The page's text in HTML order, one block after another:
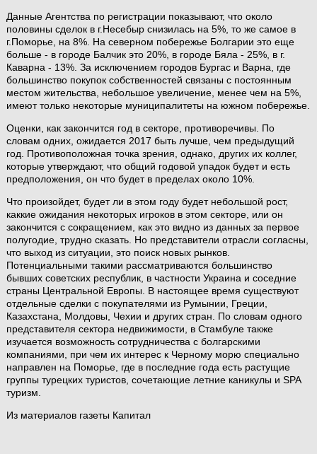
Данные Агентства по регистрации показывают, что около
половины сделок в г.Несебыр снизилась на 5%, то же самое в
г.Поморье, на 8%. На северном побережье Болгарии это еще
больше - в городе Балчик это 20%, в городе Бяла - 25%, в г.
Каварна - 13%. За исключением городов Бургас и Варна, где
большинство покупок собственностей связаны с постоянным
местом жительства, небольшое увеличение, менее чем на 5%,
имеют только некоторые муниципалитеты на южном побережье.
Оценки, как закончится год в секторе, противоречивы. По
словам одних, ожидается 2017 быть лучше, чем предыдущий
год. Противоположная точка зрения, однако, других их коллег,
которые утверждают, что общий годовой упадок будет и есть
предположения, он что будет в пределах около 10%.
Что произойдет, будет ли в этом году будет небольшой рост,
каккие ожидания некоторых игроков в этом секторе, или он
закончится с сокращением, как это видно из данных за первое
полугодие, трудно сказать. Но представители отрасли согласны,
что выход из ситуации, это поиск новых рынков.
Потенциальными такими рассматриваются большинство
бывших советских республик, в частности Украина и соседние
страны Центральной Европы. В настоящее время существуют
отдельные сделки с покупателями из Румынии, Греции,
Казахстана, Молдовы, Чехии и других стран. По словам одного
представителя сектора недвижимости, в Стамбуле также
изучается возможность сотрудничества с болгарскими
компаниями, при чем их интерес к Черному морю специально
направлен на Поморье, где в последние года есть растущие
группы турецких туристов, сочетающие летние каникулы и SPA
туризм.
Из материалов газеты Капитал